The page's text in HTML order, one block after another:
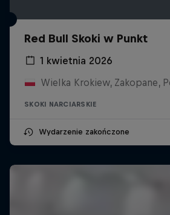
Red Bull Skoki w Punkt
1 kwietnia 2026
Wielka Krokiew, Zakopane,
SKOKI NARCIARSKIE
Wydarzenie zakończone